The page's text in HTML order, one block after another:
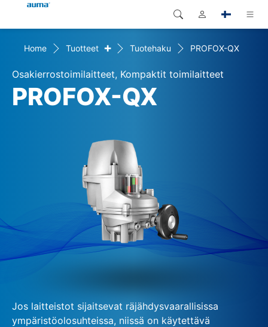
Tuotteet
Ratkaisut
Global
Eurooppa
Pohjois-Amerikka
Haku
Home Tuotteet + Tuotehaku PROFOX-QX
Osakierrostoimilaitteet, Kompaktit toimilaitteet
PROFOX-QX
Jos laitteistot sijaitsevat räjähdysvaarallisissa
ympäristöolosuhteissa, niissä on käytettävä